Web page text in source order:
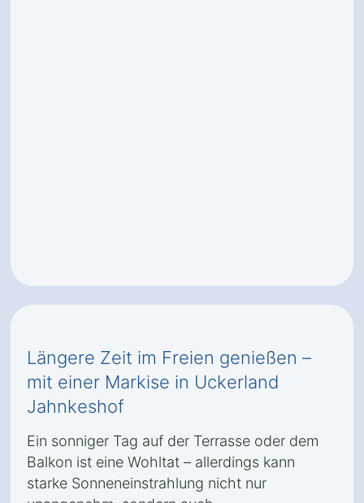
Längere Zeit im Freien genießen –
mit einer Markise in Uckerland
Jahnkeshof
Ein sonniger Tag auf der Terrasse oder dem
Balkon ist eine Wohltat – allerdings kann
starke Sonneneinstrahlung nicht nur